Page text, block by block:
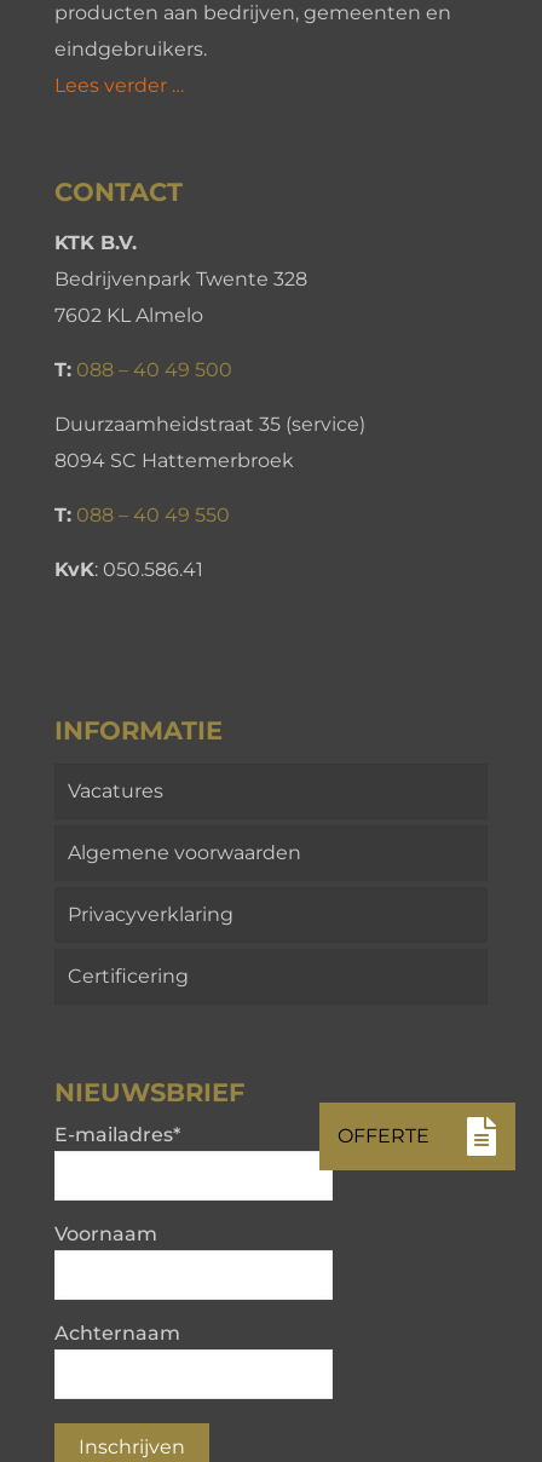
producten aan bedrijven, gemeenten en
eindgebruikers.
Lees verder …
CONTACT
KTK B.V.
Bedrijvenpark Twente 328
7602 KL Almelo
T: 088 – 40 49 500
Duurzaamheidstraat 35 (service)
8094 SC Hattemerbroek
T: 088 – 40 49 550
KvK: 050.586.41
INFORMATIE
Vacatures
Algemene voorwaarden
Privacyverklaring
Certificering
NIEUWSBRIEF
E-mailadres*
Voornaam
Achternaam
Inschrijven